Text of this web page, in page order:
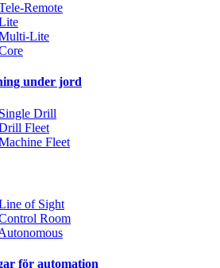
Remote
Lite
under jord
Drill
Fleet
Fleet
of Sight
Room
för automation